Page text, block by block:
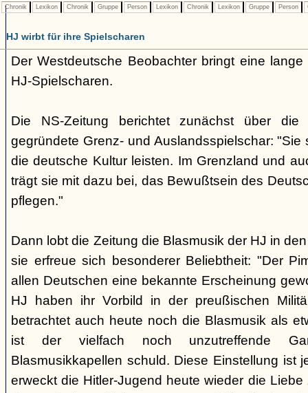
Chronik Lexikon Chronik Gruppe Person Lexikon Chronik Lexikon Gruppe Person
HJ wirbt für ihre Spielscharen
Der Westdeutsche Beobachter bringt eine
HJ-Spielscharen.
Die NS-Zeitung berichtet zunächst über die
gegründete Grenz- und Auslandsspielschar: "Sie
die deutsche Kultur leisten. Im Grenzland und
trägt sie mit dazu bei, das Bewußtsein des
pflegen."
Dann lobt die Zeitung die Blasmusik der HJ in
sie erfreue sich besonderer Beliebtheit: "Der
allen Deutschen eine bekannte Erscheinung
HJ haben ihr Vorbild in der preußischen
betrachtet auch heute noch die Blasmusik als
ist der vielfach noch unzutreffende
Blasmusikkapellen schuld. Diese Einstellung ist
erweckt die Hitler-Jugend heute wieder die